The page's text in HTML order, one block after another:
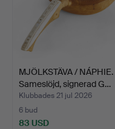
MJÖLKSTÄVA / NÁPHIE.
Sameslöjd, signerad G…
Klubbades 21 jul 2026
6 bud
83 USD